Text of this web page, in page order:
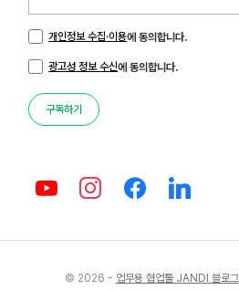
개인정보 수집·이용에 동의합니다.
광고성 정보 수신에 동의합니다.
구독하기
© 2026 - 업무용 협업툴 JANDI 블로그